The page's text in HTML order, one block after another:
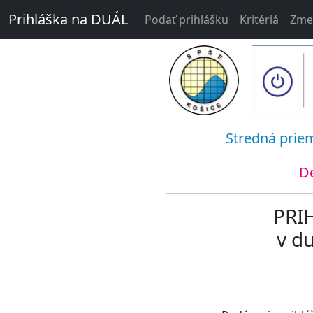
Prihláška na DUÁL Podať prihlášku Kritériá
Stredná
v